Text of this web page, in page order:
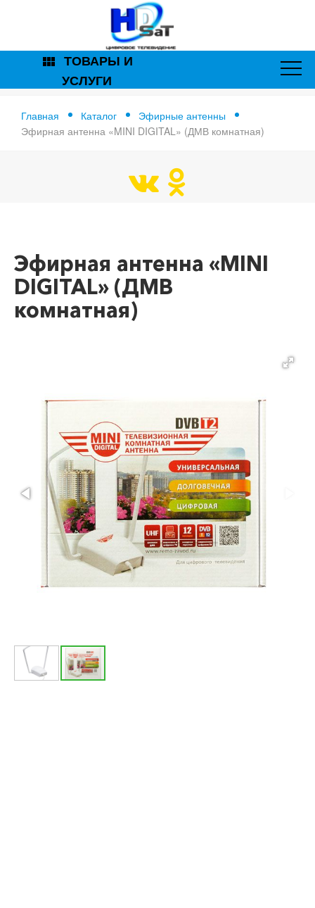
Главная Каталог
Эфирные антенны
Эфирная антенна «MINI DIGITAL» (ДМВ комнатная)
view_module ТОВАРЫ И
УСЛУГИ
Эфирная антенна «MINI
DIGITAL» (ДМВ
комнатная)